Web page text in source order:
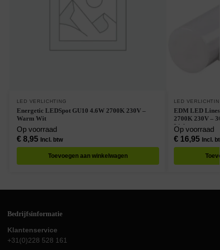
LED VERLICHTING
Energetic LEDSpot GU10 4.6W 2700K 230V –
Warm Wit
Op voorraad
€8,95 Incl. btw
Toevoegen aan winkelwagen
LED
EDM LED Linestra
2700K 230V –
Licht
Op voorraad
€16,95 Incl.
Bedrijfsinformatie
Klantenservice
+31(0)228 528 161